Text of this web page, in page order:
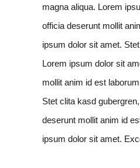
magna aliqua. Lorem
officia deserunt mollit
ipsum dolor sit amet.
Lorem ipsum dolor sit
mollit anim id est
Stet clita kasd
deserunt mollit anim id
ipsum dolor sit amet.